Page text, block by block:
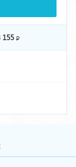
155 Р